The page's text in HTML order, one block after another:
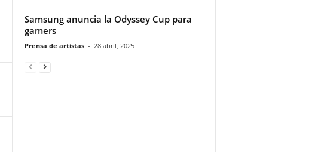
Samsung anuncia la Odyssey Cup para
gamers
Prensa de artistas - 28 abril, 2025